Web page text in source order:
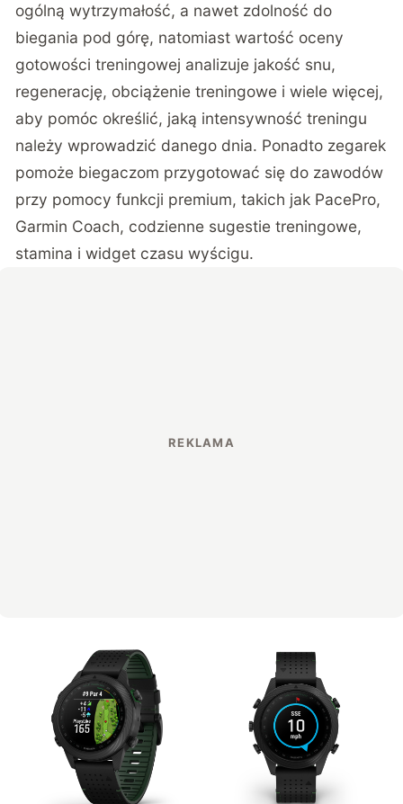
ogólną wytrzymałość, a nawet zdolność do
biegania pod górę, natomiast wartość oceny
gotowości treningowej analizuje jakość snu,
regenerację, obciążenie treningowe i wiele więcej,
aby pomóc określić, jaką intensywność treningu
należy wprowadzić danego dnia. Ponadto zegarek
pomoże biegaczom przygotować się do zawodów
przy pomocy funkcji premium, takich jak PacePro,
Garmin Coach, codzienne sugestie treningowe,
stamina i widget czasu wyścigu.